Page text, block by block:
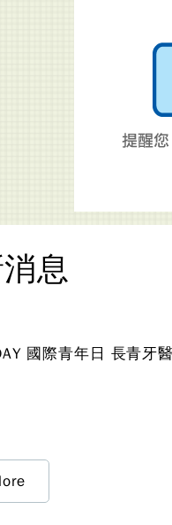
息
國際青年日 長青牙